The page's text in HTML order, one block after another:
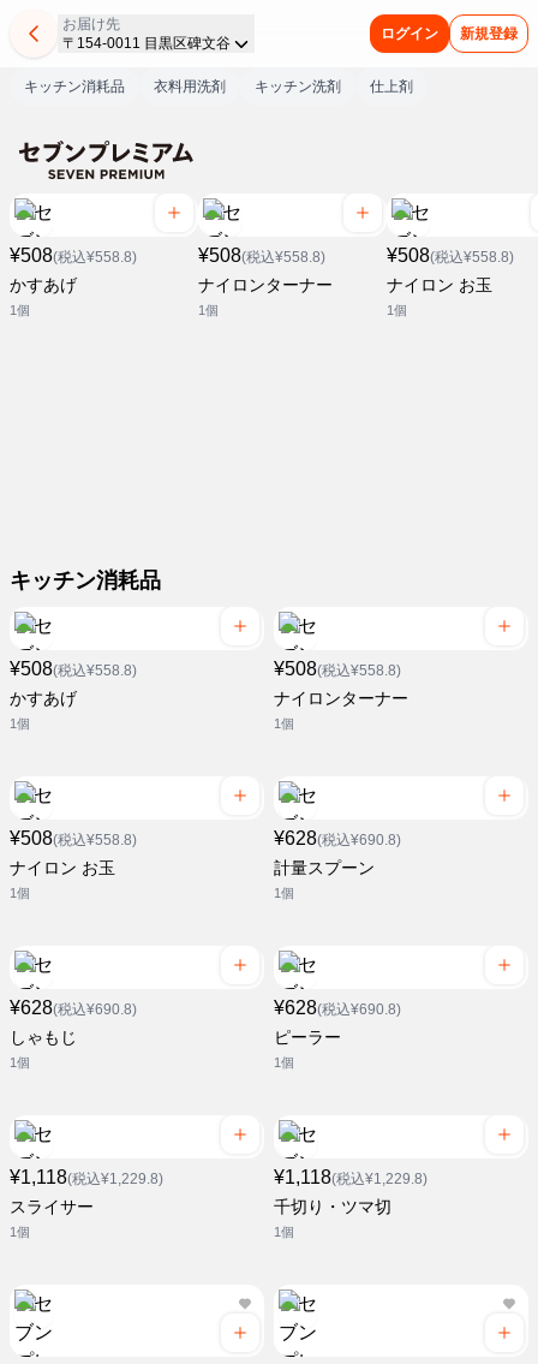
お届け先
〒154-0011 目黒区碑文谷
ログイン 新規登録
キッチン消耗品 衣料用洗剤 キッチン洗剤 仕上剤
¥508(税込¥558.8)
かすあげ
1個
¥508(税込¥558.8)
ナイロンターナー
1個
¥508(税込¥558.8)
ナイロン お玉
1個
キッチン消耗品
¥508(税込¥558.8)
かすあげ
1個
¥508(税込¥558.8)
ナイロンターナー
1個
¥508(税込¥558.8)
ナイロン お玉
1個
¥628(税込¥690.8)
計量スプーン
1個
¥628(税込¥690.8)
しゃもじ
1個
¥628(税込¥690.8)
ピーラー
1個
¥1,118(税込¥1,229.8)
スライサー
1個
¥1,118(税込¥1,229.8)
千切り・ツマ切
1個